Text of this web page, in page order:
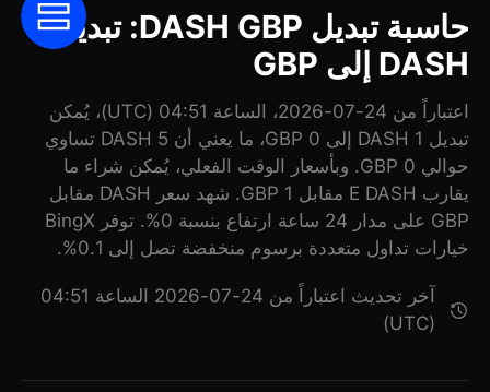
حاسبة تبديل DASH GBP: تبديل
DASH إلى GBP
اعتباراً من 24-07-2026، الساعة 04:51 (UTC)، يُمكن
تبديل 1 DASH إلى 0 GBP، ما يعني أن 5 DASH تساوي
حوالي 0 GBP. وبأسعار الوقت الفعلي، يُمكن شراء ما
يقارب E DASH مقابل 1 GBP. شهد سعر DASH مقابل
GBP على مدار 24 ساعة ارتفاع بنسبة 0%. توفر BingX
خيارات تداول متعددة برسوم منخفضة تصل إلى 0.1%.
آخر تحديث اعتباراً من 24-07-2026 الساعة 04:51
(UTC)